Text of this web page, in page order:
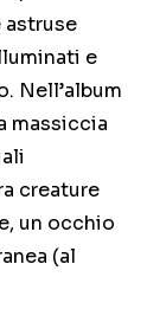
astruse
e
Nell’album
massiccia
creature
un occhio
(al